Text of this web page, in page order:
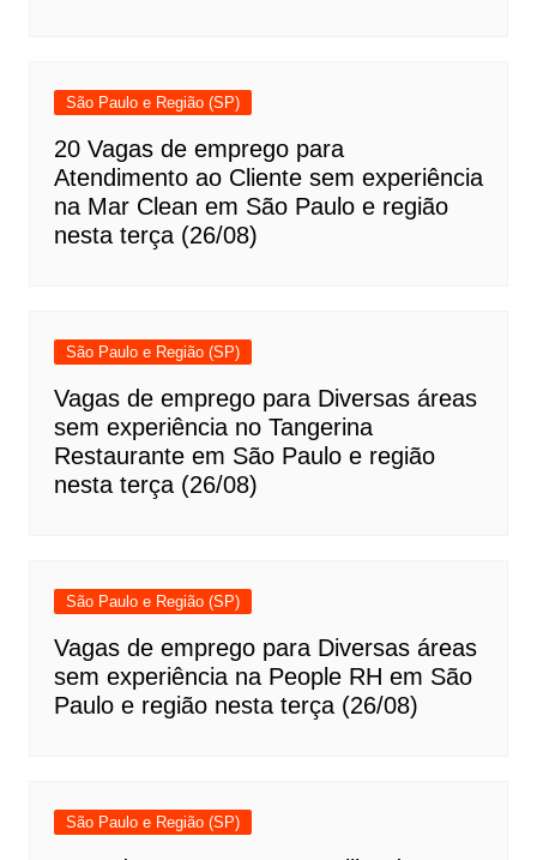
São Paulo e Região (SP)
20 Vagas de emprego para
Atendimento ao Cliente sem experiência
na Mar Clean em São Paulo e região
nesta terça (26/08)
São Paulo e Região (SP)
Vagas de emprego para Diversas áreas
sem experiência no Tangerina
Restaurante em São Paulo e região
nesta terça (26/08)
São Paulo e Região (SP)
Vagas de emprego para Diversas áreas
sem experiência na People RH em São
Paulo e região nesta terça (26/08)
São Paulo e Região (SP)